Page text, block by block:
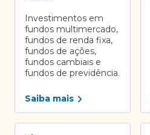
Investimentos em
fundos multimercado,
fundos de renda fixa,
fundos de ações,
fundos cambiais e
fundos de previdência.
Saiba mais